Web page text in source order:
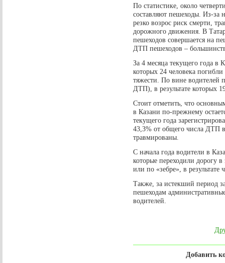
По статистике, около
составляют пешеходы. Из-за
резко возрос риск смерти,
дорожного движения. В
пешеходов совершается на
ДТП пешеходов –
За 4 месяца текущего года в
которых 24 человека
тяжести. По вине
ДТП), в результате которых
Стоит отметить, что
в Казани по-прежнему
текущего года
43,3% от общего числа ДТП
травмированы.
С начала года водители в
которые переходили дорогу
или по «зебре», в результате
Также, за истекший период
пешеходам
водителей.
Добавить